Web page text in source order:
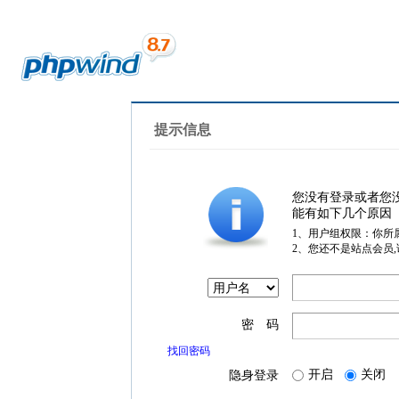
提示信息
您没有登录或者您
能有如下几个原因
1、用户组权限：你所
2、您还不是站点会员
密 码
找回密码
隐身登录 开启 关闭